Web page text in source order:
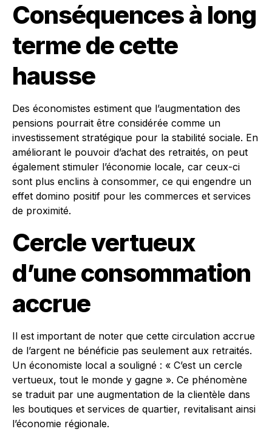
Conséquences à long
terme de cette
hausse
Des économistes estiment que l’augmentation des
pensions pourrait être considérée comme un
investissement stratégique pour la stabilité sociale. En
améliorant le pouvoir d’achat des retraités, on peut
également stimuler l’économie locale, car ceux-ci
sont plus enclins à consommer, ce qui engendre un
effet domino positif pour les commerces et services
de proximité.
Cercle vertueux
d’une consommation
accrue
Il est important de noter que cette circulation accrue
de l’argent ne bénéficie pas seulement aux retraités.
Un économiste local a souligné : « C’est un cercle
vertueux, tout le monde y gagne ». Ce phénomène
se traduit par une augmentation de la clientèle dans
les boutiques et services de quartier, revitalisant ainsi
l’économie régionale.